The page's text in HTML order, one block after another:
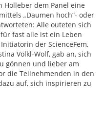
dem Panel eine
„Daumen hoch“- oder
Alle outeten sich
fast alle ist ein Leben
der ScienceFem,
Völkl-Wolf, gab an, sich
gönnen und lieber am
die Teilnehmenden in den
auf, sich inspirieren zu